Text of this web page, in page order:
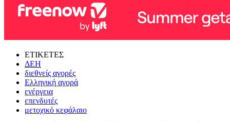
ΕΤΙΚΕΤΕΣ
ΔΕΗ
διεθνείς αγορές
Ελληνική αγορά
ενέργεια
επενδυτές
μετοχικό κεφάλαιο